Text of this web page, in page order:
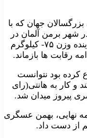
جهان که با
کا از ۱۱۶ کشور در شهر برمن آلمان در
حال پیگیری است بهمن عسگری نماینده وزن ۷۵- کیلوگرم
رقابت ها بازماند.
بود نتوانست
و کار به هانتی(رای
پیروز میدان شد.
نهایی، بهمن عسگری
از دست داد.